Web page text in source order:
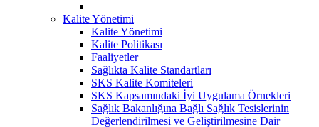
Kalite Yönetimi
Kalite Yönetimi
Kalite Politikası
Faaliyetler
Sağlıkta Kalite Standartları
SKS Kalite Komiteleri
SKS Kapsamındaki İyi Uygulama Örnekleri
Sağlık Bakanlığına Bağlı Sağlık Tesislerinin
Değerlendirilmesi ve Geliştirilmesine Dair